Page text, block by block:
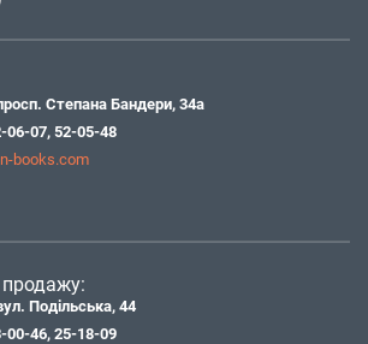
Степана Бандери, 34а
06-07, 52-05-48
books.com
продажу:
Подільська, 44
00-46, 25-18-09